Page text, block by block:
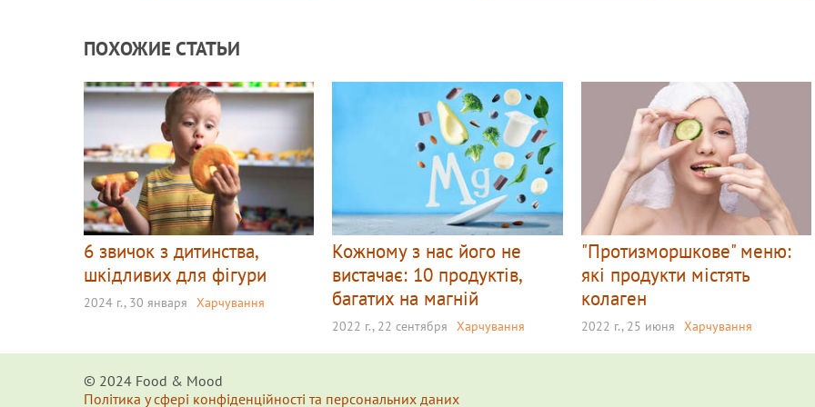
ПОХОЖИЕ СТАТЬИ
6 звичок з дитинства,
шкідливих для фігури
2024 г., 30 января Харчування
Кожному з нас його не
вистачає: 10 продуктів,
багатих на магній
2022 г., 22 сентября Харчування
"Протизморшкове" меню:
які продукти містять
колаген
2022 г., 25 июня Харчування
© 2024 Food & Мood
Політика у сфері конфіденційності та персональних даних